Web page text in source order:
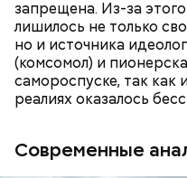
запрещена. Из-за
лишилось не только
но и источника
(комсомол) и
самороспуске, так как
реалиях оказалось
Современные